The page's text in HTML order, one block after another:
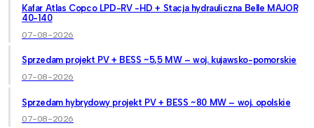
Kafar Atlas Copco LPD-RV -HD + Stacja hydrauliczna Belle MAJOR
40-140
07-08-2026
Sprzedam projekt PV + BESS ~5,5 MW – woj. kujawsko-pomorskie
07-08-2026
Sprzedam hybrydowy projekt PV + BESS ~80 MW – woj. opolskie
07-08-2026